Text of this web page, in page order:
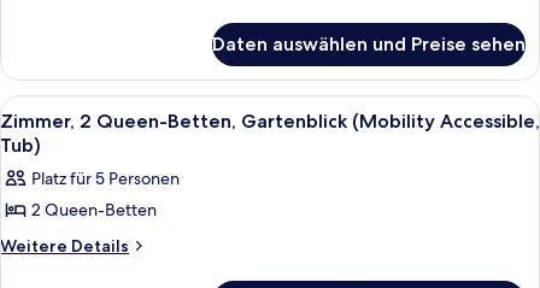
Tub)
anzeigen
1 King-
Bett
(Mobility
Accessible,
Tub)
Daten auswählen und Preise sehen
Alle
Fotos
Zimmer,
2 Queen-
Betten,
Ein Hotelzimmer mit zwei Betten,
4
Zimmer, 2 Queen-Betten, Gartenblick (Mobility Accessible,
Tub)
Platz für 5 Personen
2 Queen-Betten
Weitere Details
Weitere